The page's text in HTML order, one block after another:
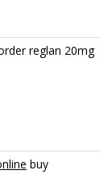
reglan 20mg
buy